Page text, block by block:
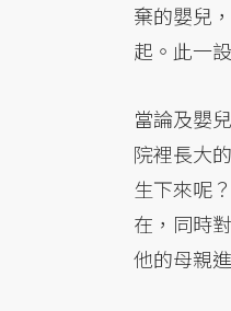
棄的嬰兒
起。此一
當論及嬰
院裡長大
生下來呢
在，同時
他的母親